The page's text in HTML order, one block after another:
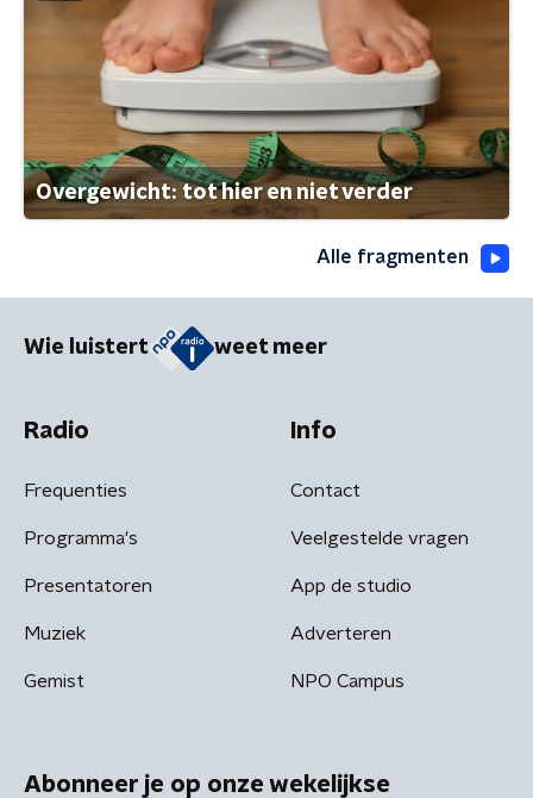
Overgewicht: tot hier en niet verder
Alle fragmenten
Wie luistert weet meer
Radio
Frequenties
Programma's
Presentatoren
Muziek
Gemist
Info
Contact
Veelgestelde vragen
App de studio
Adverteren
NPO Campus
Abonneer je op onze wekelijkse